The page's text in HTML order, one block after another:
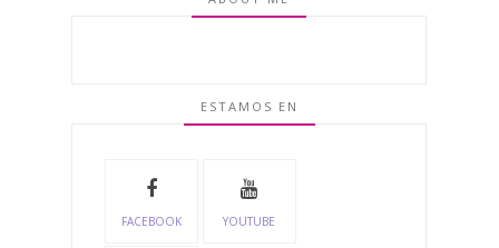
ESTAMOS EN
FACEBOOK YOUTUBE